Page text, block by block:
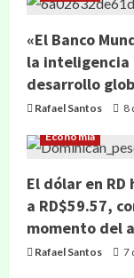
«El Banco
la inteligencia
desarrollo
Rafael Santos 8
Economía
El dólar en RD
a RD$59.57,
momento del
Rafael Santos 7